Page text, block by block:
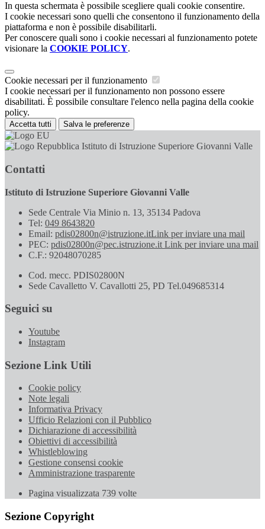
In questa schermata è possibile scegliere quali cookie consentire.
I cookie necessari sono quelli che consentono il funzionamento della
piattaforma e non è possibile disabilitarli.
Per conoscere quali sono i cookie necessari al funzionamento potete
visionare la COOKIE POLICY.
Cookie necessari per il funzionamento
I cookie necessari per il funzionamento non possono essere
disabilitati. È possibile consultare l'elenco nella pagina della cookie
policy.
Accetta tutti Salva le preferenze
Istituto di Istruzione Superiore Giovanni Valle
Contatti
Istituto di Istruzione Superiore Giovanni Valle
Sede Centrale Via Minio n. 13, 35134 Padova
Tel: 049 8643820
Email: pdis02800n@istruzione.itLink per inviare una mail
PEC: pdis02800n@pec.istruzione.it Link per inviare una mail
C.F.: 92048070285
Cod. mecc. PDIS02800N
Sede Cavalletto V. Cavallotti 25, PD Tel.049685314
Seguici su
Youtube
Instagram
Sezione Link Utili
Cookie policy
Note legali
Informativa Privacy
Ufficio Relazioni con il Pubblico
Dichiarazione di accessibilità
Obiettivi di accessibilità
Whistleblowing
Gestione consensi cookie
Amministrazione trasparente
Pagina visualizzata 739 volte
Sezione Copyright